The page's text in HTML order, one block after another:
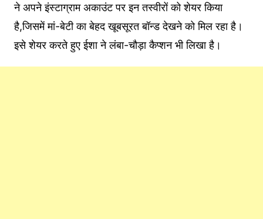
ने अपने इंस्टाग्राम अकाउंट पर इन तस्वीरों को शेयर किया
है,जिसमें मां-बेटी का बेहद खूबसूरत बॉन्ड देखने को मिल रहा है।
इसे शेयर करते हुए ईशा ने लंबा-चौड़ा कैप्शन भी लिखा है।